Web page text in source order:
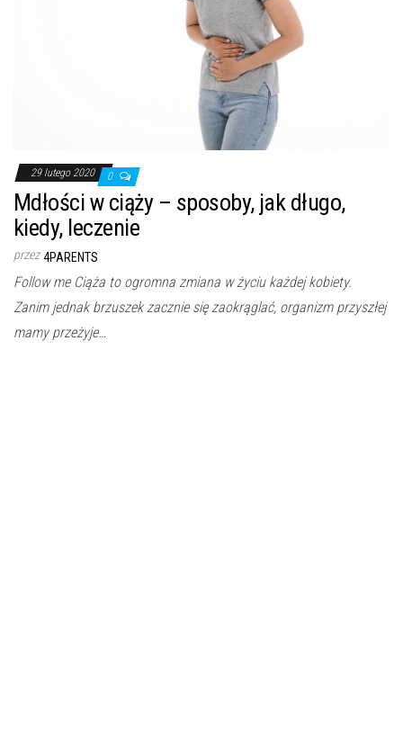
29 lutego 2020 0
Mdłości w ciąży – sposoby, jak długo,
kiedy, leczenie
przez 4PARENTS
Follow me Ciąża to ogromna zmiana w życiu każdej kobiety.
Zanim jednak brzuszek zacznie się zaokrąglać, organizm przyszłej
mamy przeżyje…